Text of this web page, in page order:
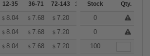
12-35 36-71 72-143 144-287 More
Stock Qty.
$ 8.04 $ 7.68 $ 7.20 6.84 +
0
$ 8.04 $ 7.68 $ 7.20 6.84 +
0
$ 8.04 $ 7.68 $ 7.20 6.84100